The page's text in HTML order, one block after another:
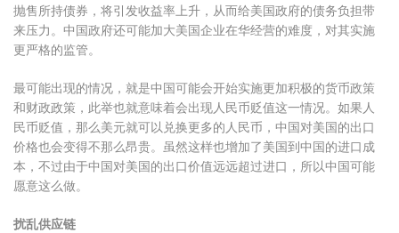
抛售所持债券，将引发收益率上升，从而给美国政府的债务负担带
来压力。中国政府还可能加大美国企业在华经营的难度，对其实施
更严格的监管。
最可能出现的情况，就是中国可能会开始实施更加积极的货币政策
和财政政策，此举也就意味着会出现人民币贬值这一情况。如果人
民币贬值，那么美元就可以兑换更多的人民币，中国对美国的出口
价格也会变得不那么昂贵。虽然这样也增加了美国到中国的进口成
本，不过由于中国对美国的出口价值远远超过进口，所以中国可能
愿意这么做。
扰乱供应链